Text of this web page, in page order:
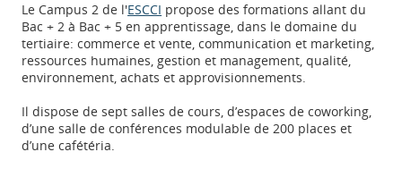
Le Campus 2 de l'ESCCI propose des formations allant du
Bac + 2 à Bac + 5 en apprentissage, dans le domaine du
tertiaire: commerce et vente, communication et marketing,
ressources humaines, gestion et management, qualité,
environnement, achats et approvisionnements.
Il dispose de sept salles de cours, d’espaces de coworking,
d’une salle de conférences modulable de 200 places et
d’une cafétéria.Appels à projets